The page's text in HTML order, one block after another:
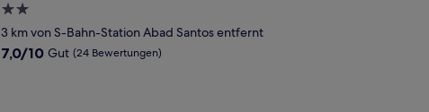
2.0-
Sterne-
Unterkunft
3 km von S-Bahn-Station Abad Santos entfernt
7.0
7,0/10 Gut (24 Bewertungen)